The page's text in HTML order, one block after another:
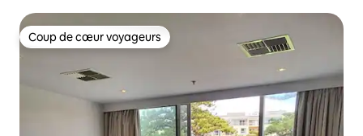
Coup de cœur voyageurs
Coup de cœur voyageurs